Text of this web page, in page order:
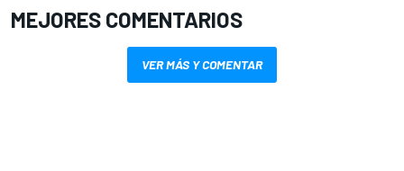
MEJORES COMENTARIOS
VER MÁS Y COMENTAR